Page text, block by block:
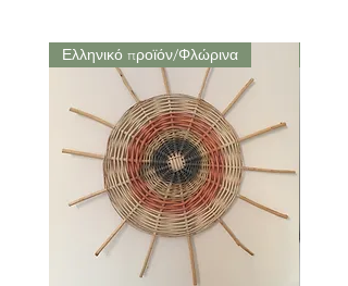
Ελληνικό προϊόν/Φλώρινα